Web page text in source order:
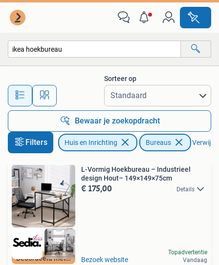
Alle afstanden…
Sorteer op
Bewaar je zoekopdracht
Filters Huis en Inrichting Bureaus
Beoordeeld met 9+
L-Vormig Hoekbureau – Industrieel
design Hout– 149×149×75cm
€ 175,00 Details
Bezoek website
Topadvertentie
Vandaag